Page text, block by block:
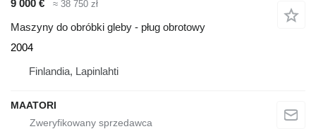
9 000 €
≈ 38 750 zł
Maszyny do obróbki gleby - pług obrotowy
2004
Finlandia, Lapinlahti
MAATORI